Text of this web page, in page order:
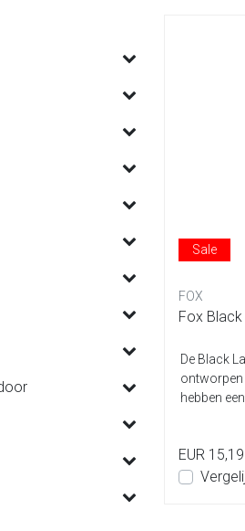
Sale
FOX
Fox
De Black
ontworpen
hebben
EUR 15,19